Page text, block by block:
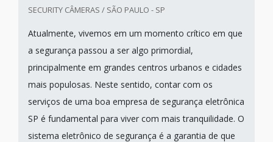
SECURITY CÂMERAS / SÃO PAULO - SP
Atualmente, vivemos em um momento crítico em que
a segurança passou a ser algo primordial,
principalmente em grandes centros urbanos e cidades
mais populosas. Neste sentido, contar com os
serviços de uma boa empresa de segurança eletrônica
SP é fundamental para viver com mais tranquilidade. O
sistema eletrônico de segurança é a garantia de que